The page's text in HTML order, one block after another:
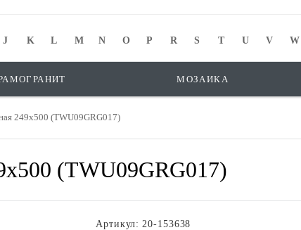
J K L M N O P R S T U V W
МОЗАИКА
249x500 (TWU09GRG017)
(TWU09GRG017)
Артикул: 20-153638